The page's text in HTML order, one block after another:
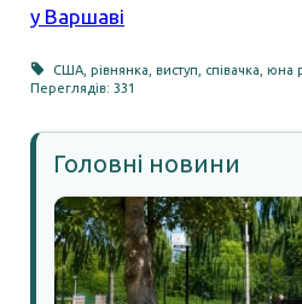
у Варшаві
США ,рівнянка ,виступ співачка ,юна
Переглядів: 331
Головні новини